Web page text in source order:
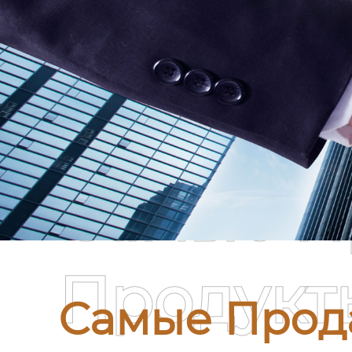
Самые
Самые